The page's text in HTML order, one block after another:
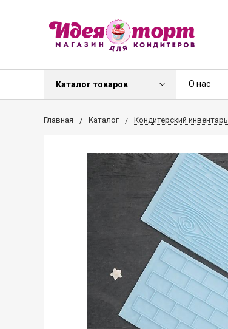
Каталог товаров О нас
Главная Каталог Кондитерский инвентарь